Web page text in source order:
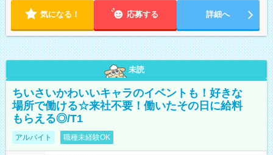
気になる！ 応募する 詳細へ
未読
ちいさいかわいいキャラのイベントも！好きな
場所で働ける☆来社不要！働いたその日に給料
もらえる◎/T1
アルバイト 職種未経験OK